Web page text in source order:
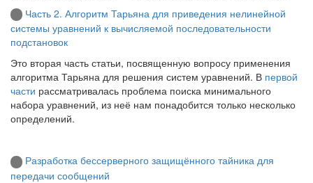
Часть 2. Алгоритм Тарьяна для приведения нелинейной
системы уравнений к вычисляемой последовательности
подстановок
Это вторая часть статьи, посвященную вопросу применения
алгоритма Тарьяна для решения систем уравнений. В первой
части рассматривалась проблема поиска минимального
набора уравнений, из неё нам понадобится только несколько
определений.
Разработка бессерверного защищённого тайника для
передачи сообщений